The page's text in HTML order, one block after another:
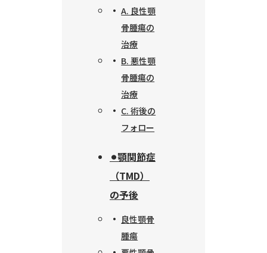
A. 良性顎
骨腫瘍の
治療
B. 悪性顎
骨腫瘍の
治療
C. 術後の
フォロー
⚫︎顎関節症
（TMD）
の予後
良性顎骨
腫瘍